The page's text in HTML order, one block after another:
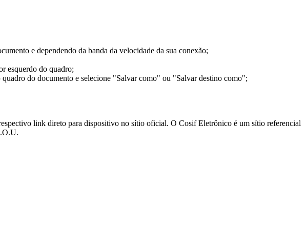
e dependendo da banda da velocidade da sua conexão;
esquerdo do quadro;
do documento e selecione "Salvar como" ou "Salvar destino como";
link direto para dispositivo no sítio oficial. O Cosif Eletrônico é um sítio referencial